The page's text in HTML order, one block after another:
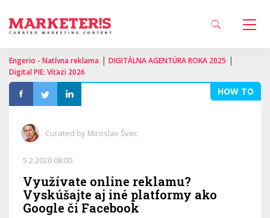
Engerio - Natívna reklama | DIGITÁLNA AGENTÚRA ROKA 2025 |
Digital PIE: Víťazi 2026
HOW TO
Curated by Miroslav Švec
5.2.2020 08:00
Využívate online reklamu?
Vyskúšajte aj iné platformy ako
Google či Facebook